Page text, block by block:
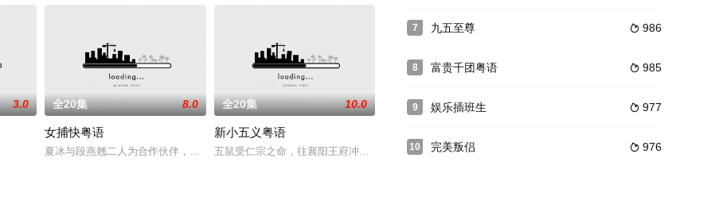
以致信的巧合或為了維護更公平的法律原
3.0 全20集 8.0
女捕快粤语
夏冰与段燕翘二人为合作伙伴，以缉捕歹徒，领取赏银为生。後来，二人更被邀加入捕快行列。侯爷之女朱婉文仰
全20集 10.0
新小五义粤语
五鼠受仁宗之命，往襄阳王府冲霄楼盗取勾结外族之盟约开始。“五鼠”之一白玉堂心高气傲，独闯冲霄楼，但遭
7  986
九五至尊
8  985
富贵千团粤语
9  977
娱乐插班生
10  976
完美叛侣